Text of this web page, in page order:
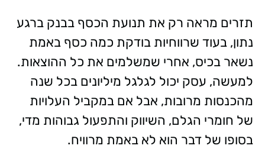
תזרים מראה רק את תנועת הכסף בבנק ברגע
נתון, בעוד שרווחיות בודקת כמה כסף באמת
נשאר בכיס, אחרי שמשלמים את כל ההוצאות.
למעשה, עסק יכול לגלגל מיליונים בכל שנה
מהכנסות מרובות, אבל אם במקביל העלויות
של חומרי הגלם, השיווק והתפעול גבוהות מדי,
בסופו של דבר הוא לא באמת מרוויח.